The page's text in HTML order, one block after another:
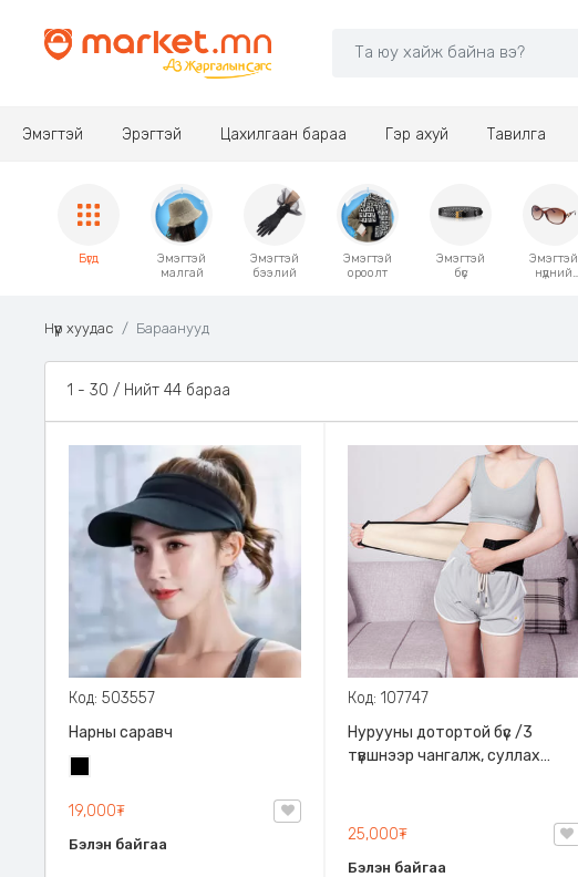
Эмэгтэй Эрэгтэй Цахилгаан бараа Гэр ахуй Тавилга
Бүгд
Эмэгтэй
малгай
Эмэгтэй
бээлий
Эмэгтэй
ороолт
Эмэгтэй
бүс
Эмэгтэй
нүдний
Нүүр хуудас Бараанууд
1 - 30 / Нийт 44 бараа
Код: 503557
Нарны саравч
19,000₮
Бэлэн байгаа
Код: 107747
Нурууны дотортой бүс /3
түвшнээр чангалж, суллах
25,000₮
Бэлэн байгаа